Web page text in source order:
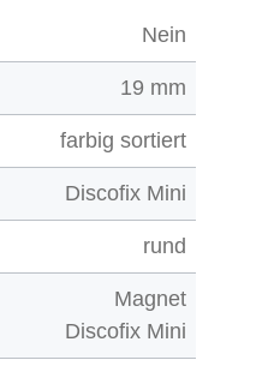
Nein
19 mm
farbig sortiert
Discofix Mini
rund
Magnet
Discofix Mini